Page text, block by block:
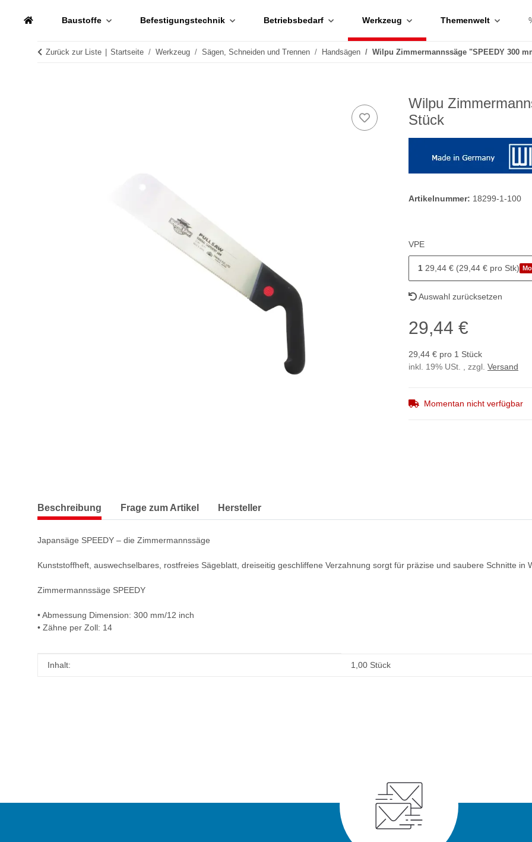
Baustoffe Befestigungstechnik Betriebsbedarf Werkzeug Themenwelt
Zurück zur Liste Startseite Werkzeug Sägen, Schneiden und Trennen Handsägen Wilpu Zimmermannssäge "SPEEDY 300
Wilpu
Stück
Artikelnummer: 18299-1-100
VPE
1 29,44 € (29,44 € pro Stk)
Auswahl zurücksetzen
29,44 €
29,44 € pro 1 Stück
inkl. 19% USt. , zzgl. Versand
Momentan nicht verfügbar
Beschreibung Frage zum Artikel Hersteller
Japansäge SPEEDY – die Zimmermannssäge
Kunststoffheft, auswechselbares, rostfreies Sägeblatt, dreiseitig geschliffene Verzahnung sorgt für präzise und saubere Schnitte in
Zimmermannssäge SPEEDY
• Abmessung Dimension: 300 mm/12 inch
• Zähne per Zoll: 14
Produkteigenschaft
Wert
Inhalt: 1,00 Stück